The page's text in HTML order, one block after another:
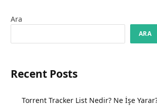
Ara
ARA
Recent Posts
Torrent Tracker List Nedir? Ne İşe